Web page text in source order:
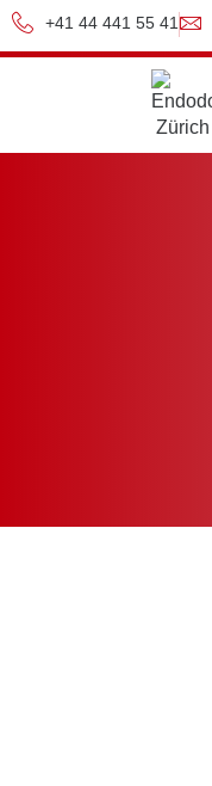
+41 44 441 55 41